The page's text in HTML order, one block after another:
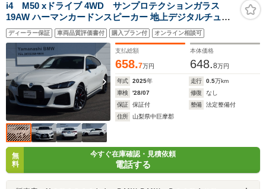
i4 M50 xドライブ 4WD サンプロテクションガラス
19AW ハーマンカードンスピーカー 地上デジタルチュー
ナー BMWレーザーライト コネクテッドドライブ ドライ
ビングアシスト パーキングアシスト USBオーディオイン
ターフェイス
ディーラー保証 車両品質評価書付 購入プラン付 オンライン相談可
支払総額
658.7万円
本体価格
648.8万円
年式 2025年 走行 0.5万km
車検
'28/07 修復
なし
保証
保証付 整備
法定整備付
住所
山梨県中巨摩郡
無
料
今すぐ在庫確認・見積依頼
電話する